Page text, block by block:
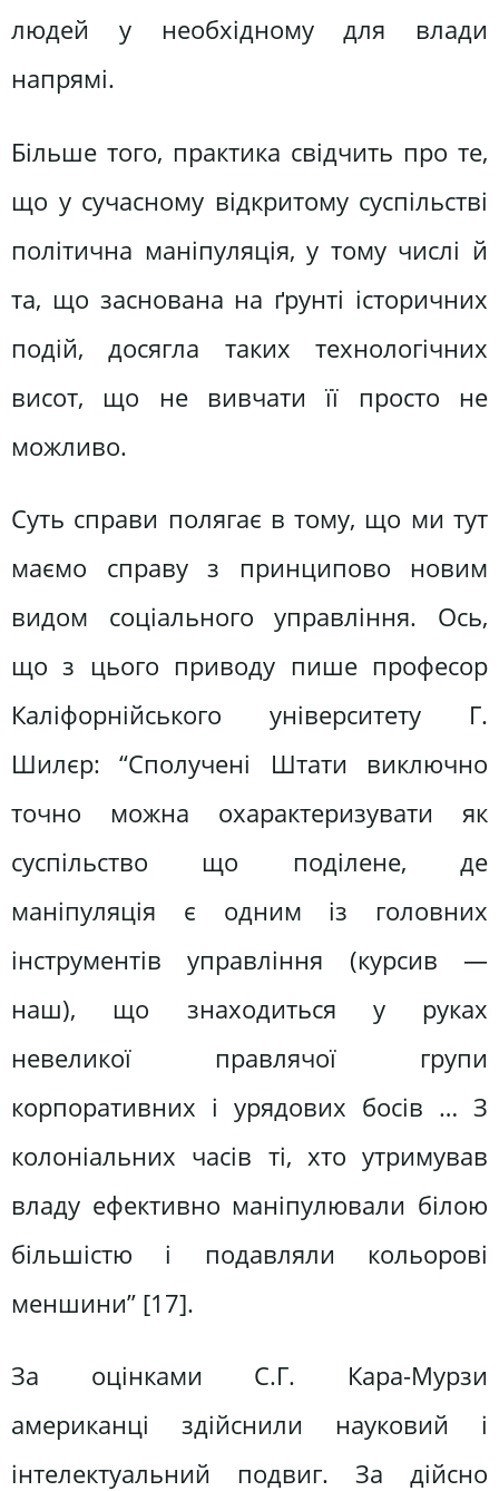
людей у необхідному для влади
напрямі.
Більше того, практика свідчить про те,
що у сучасному відкритому суспільстві
політична маніпуляція, у тому числі й
та, що заснована на ґрунті історичних
подій, досягла таких технологічних
висот, що не вивчати її просто не
можливо.
Суть справи полягає в тому, що ми тут
маємо справу з принципово новим
видом соціального управління. Ось,
що з цього приводу пише професор
Каліфорнійського університету Г.
Шилєр: “Сполучені Штати виключно
точно можна охарактеризувати як
суспільство що поділене, де
маніпуляція є одним із головних
інструментів управління (курсив —
наш), що знаходиться у руках
невеликої правлячої групи
корпоративних і урядових босів … З
колоніальних часів ті, хто утримував
владу ефективно маніпулювали білою
більшістю і подавляли кольорові
меншини” [17].
За оцінками С.Г. Кара-Мурзи
американці здійснили науковий і
інтелектуальний подвиг. За дійсно